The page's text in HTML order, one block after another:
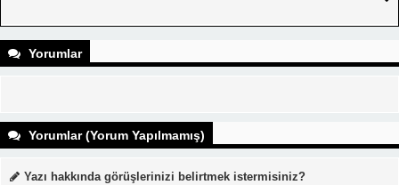
Yorumlar
Yorumlar (Yorum Yapılmamış)
Yazı hakkında görüşlerinizi belirtmek istermisiniz?